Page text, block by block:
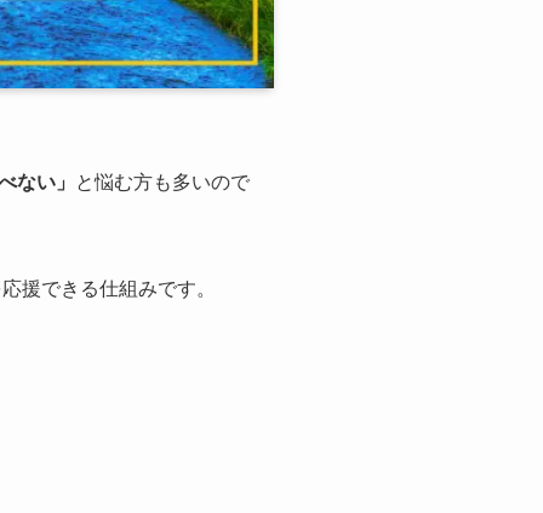
ない」 と悩む方も多いので
援できる仕組みです。